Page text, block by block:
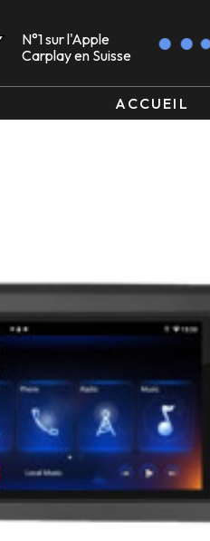
N°1 sur l'Apple
Carplay en Suisse
ACCUEIL